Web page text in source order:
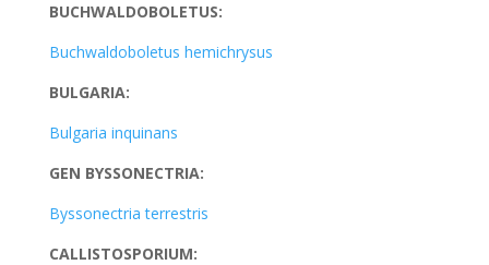
BUCHWALDOBOLETUS:
Buchwaldoboletus hemichrysus
BULGARIA:
Bulgaria inquinans
GEN BYSSONECTRIA:
Byssonectria terrestris
CALLISTOSPORIUM: